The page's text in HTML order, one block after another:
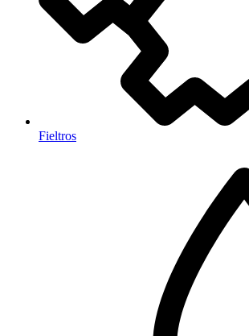
Fieltros